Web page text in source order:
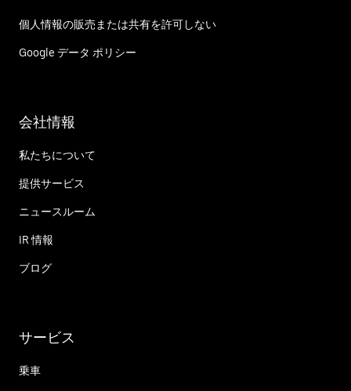
個人情報の販売または共有を許可しない
Google データ ポリシー
会社情報
私たちについて
提供サービス
ニュースルーム
IR 情報
ブログ
サービス
乗車